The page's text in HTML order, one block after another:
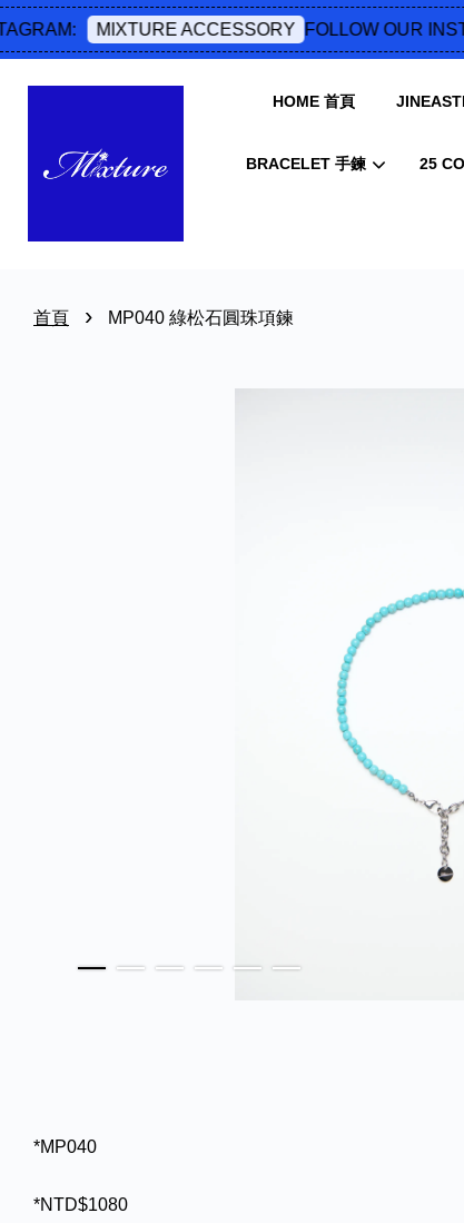
MIXTURE ACCESSORY FOLLOW OUR
HOME 首頁
BRACELET 手鍊 25
首頁 › MP040 綠松石圓珠項鍊
*MP040
*NTD$1080